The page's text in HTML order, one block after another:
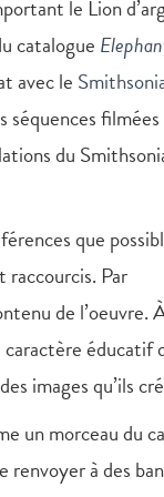
le Lion
catalogue
avec le
séquences
du
que
Par
de l’oeuvre.
caractère éducatif
images qu’ils
un morceau du
à des